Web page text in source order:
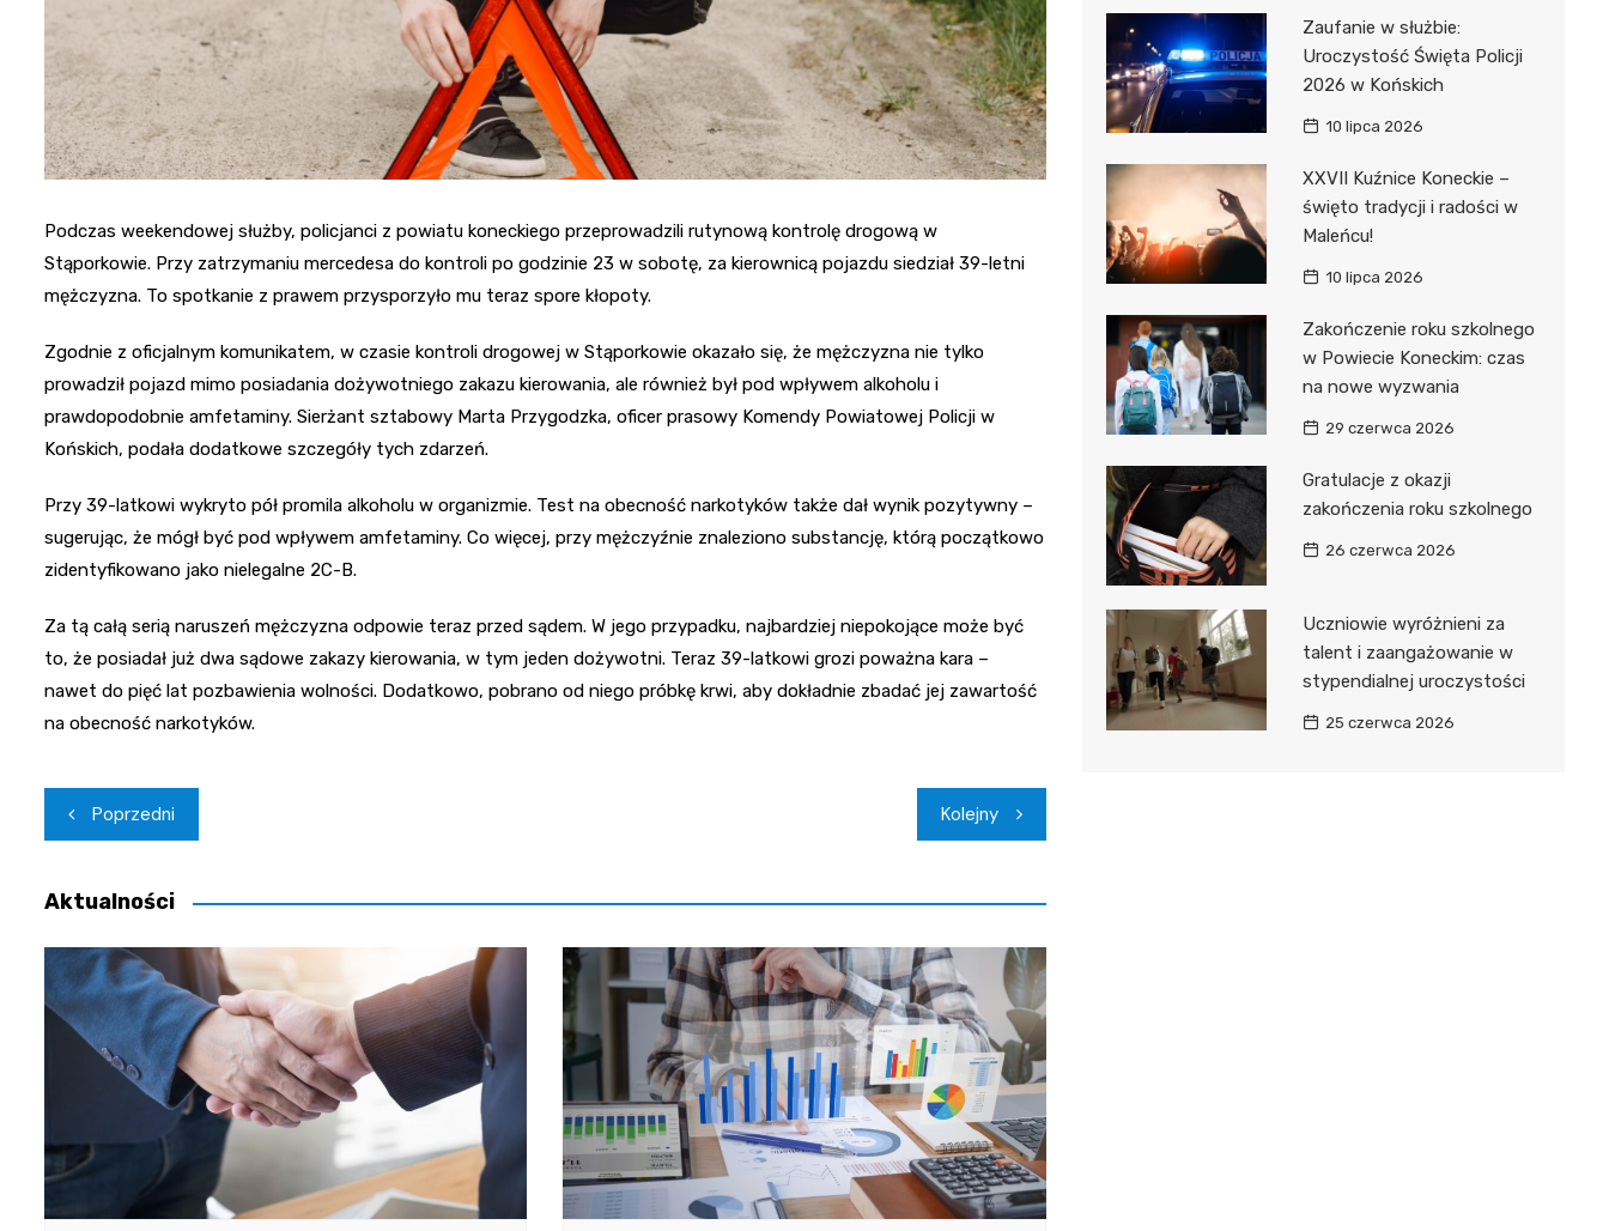
Podczas weekendowej służby, policjanci z powiatu koneckiego przeprowadzili rutynową kontrolę drogową w
Stąporkowie. Przy zatrzymaniu mercedesa do kontroli po godzinie 23 w sobotę, za kierownicą pojazdu siedział 39-letni
mężczyzna. To spotkanie z prawem przysporzyło mu teraz spore kłopoty.
Zgodnie z oficjalnym komunikatem, w czasie kontroli drogowej w Stąporkowie okazało się, że mężczyzna nie tylko
prowadził pojazd mimo posiadania dożywotniego zakazu kierowania, ale również był pod wpływem alkoholu i
prawdopodobnie amfetaminy. Sierżant sztabowy Marta Przygodzka, oficer prasowy Komendy Powiatowej Policji w
Końskich, podała dodatkowe szczegóły tych zdarzeń.
Przy 39-latkowi wykryto pół promila alkoholu w organizmie. Test na obecność narkotyków także dał wynik pozytywny –
sugerując, że mógł być pod wpływem amfetaminy. Co więcej, przy mężczyźnie znaleziono substancję, którą początkowo
zidentyfikowano jako nielegalne 2C-B.
Za tą całą serią naruszeń mężczyzna odpowie teraz przed sądem. W jego przypadku, najbardziej niepokojące może być
to, że posiadał już dwa sądowe zakazy kierowania, w tym jeden dożywotni. Teraz 39-latkowi grozi poważna kara –
nawet do pięć lat pozbawienia wolności. Dodatkowo, pobrano od niego próbkę krwi, aby dokładnie zbadać jej zawartość
na obecność narkotyków.
Nawigacja
wpisu
Poprzedni Kolejny
Aktualności
Zaufanie w służbie:
Uroczystość Święta Policji
2026 w Końskich
10 lipca 2026
XXVII Kuźnice Koneckie –
święto tradycji i radości w
Maleńcu!
10 lipca 2026
Zakończenie roku szkolnego
w Powiecie Koneckim: czas
na nowe wyzwania
29 czerwca 2026
Gratulacje z okazji
zakończenia roku szkolnego
26 czerwca 2026
Uczniowie wyróżnieni za
talent i zaangażowanie w
stypendialnej uroczystości
25 czerwca 2026